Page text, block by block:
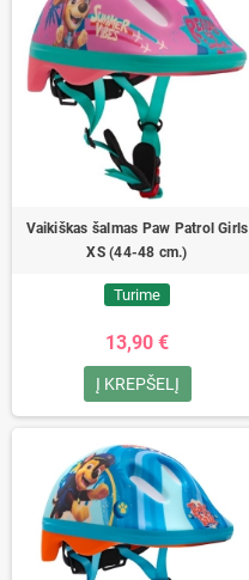
Vaikiškas šalmas Paw Patrol Girls
XS (44-48 cm.)
Turime
13,90 €
Į KREPŠELĮ